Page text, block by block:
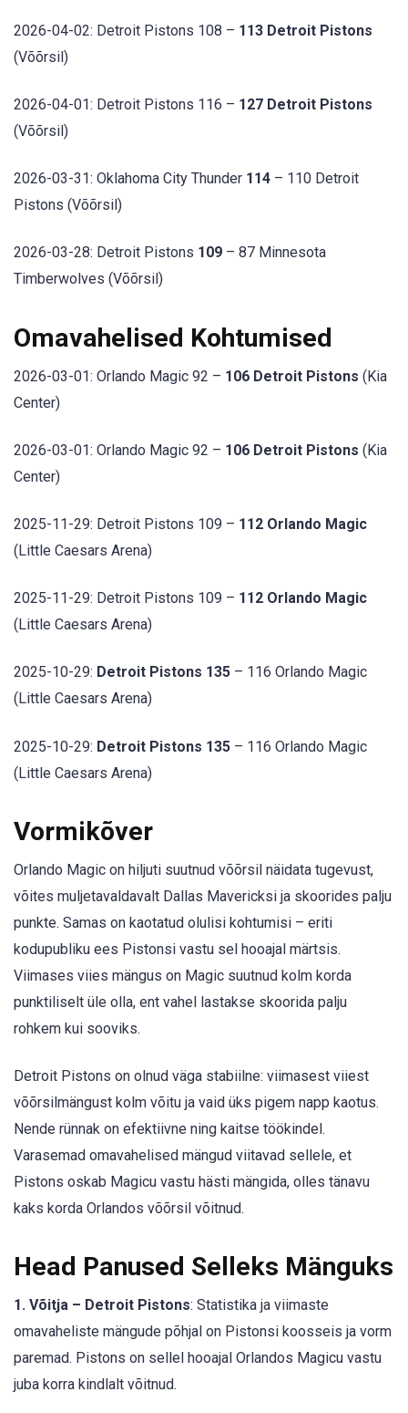
2026-04-02: Detroit Pistons 108 – 113 Detroit Pistons
(Võõrsil)
2026-04-01: Detroit Pistons 116 – 127 Detroit Pistons
(Võõrsil)
2026-03-31: Oklahoma City Thunder 114 – 110 Detroit
Pistons (Võõrsil)
2026-03-28: Detroit Pistons 109 – 87 Minnesota
Timberwolves (Võõrsil)
Omavahelised Kohtumised
2026-03-01: Orlando Magic 92 – 106 Detroit Pistons (Kia
Center)
2026-03-01: Orlando Magic 92 – 106 Detroit Pistons (Kia
Center)
2025-11-29: Detroit Pistons 109 – 112 Orlando Magic
(Little Caesars Arena)
2025-11-29: Detroit Pistons 109 – 112 Orlando Magic
(Little Caesars Arena)
2025-10-29: Detroit Pistons 135 – 116 Orlando Magic
(Little Caesars Arena)
2025-10-29: Detroit Pistons 135 – 116 Orlando Magic
(Little Caesars Arena)
Vormikõver
Orlando Magic on hiljuti suutnud võõrsil näidata tugevust,
võites muljetavaldavalt Dallas Mavericksi ja skoorides palju
punkte. Samas on kaotatud olulisi kohtumisi – eriti
kodupubliku ees Pistonsi vastu sel hooajal märtsis.
Viimases viies mängus on Magic suutnud kolm korda
punktiliselt üle olla, ent vahel lastakse skoorida palju
rohkem kui sooviks.
Detroit Pistons on olnud väga stabiilne: viimasest viiest
võõrsilmängust kolm võitu ja vaid üks pigem napp kaotus.
Nende rünnak on efektiivne ning kaitse töökindel.
Varasemad omavahelised mängud viitavad sellele, et
Pistons oskab Magicu vastu hästi mängida, olles tänavu
kaks korda Orlandos võõrsil võitnud.
Head Panused Selleks Mänguks
1. Võitja – Detroit Pistons: Statistika ja viimaste
omavaheliste mängude põhjal on Pistonsi koosseis ja vorm
paremad. Pistons on sellel hooajal Orlandos Magicu vastu
juba korra kindlalt võitnud.